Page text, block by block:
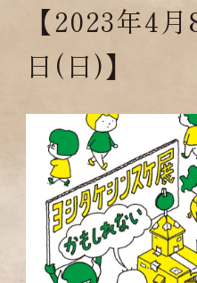
【2023年4
日(日)】